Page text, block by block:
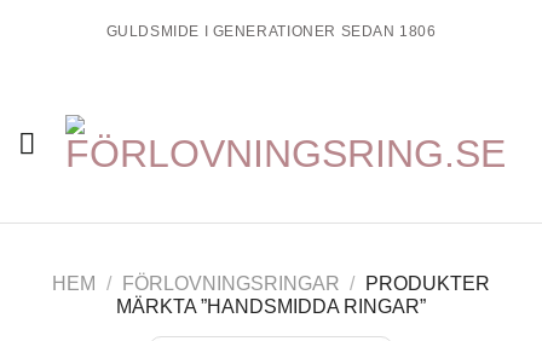
GULDSMIDE I GENERATIONER SEDAN 1806
HEM / FÖRLOVNINGSRINGAR /
PRODUKTER
MÄRKTA ”HANDSMIDDA RINGAR”